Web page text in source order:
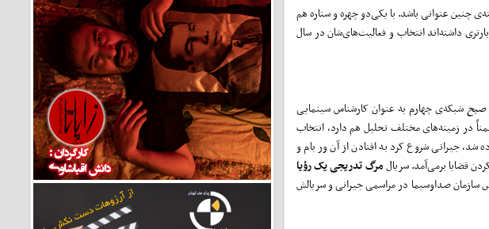
غایب بود. زیرا در سال ۸۶ تقریباً سینماگری نبود که شایسته‌ی چنین عنوانی باشد. با یکی‌دو چهره و ستاره هم
داشته‌اند انتخاب و فعالیت‌های‌شان در سال
صبح شبکه‌ی چهارم به عنوان کارشناس سینمایی
در زمینه‌های مختلف تحلیل هم دارد، انتخاب
جیرانی شروع کرد به افتادن از آن ور بام و
قضایا برمی‌آمد. سریالمرگ تدریجی یک رؤیا
سازمان صداوسیما در مراسمی جیرانی و سریالش